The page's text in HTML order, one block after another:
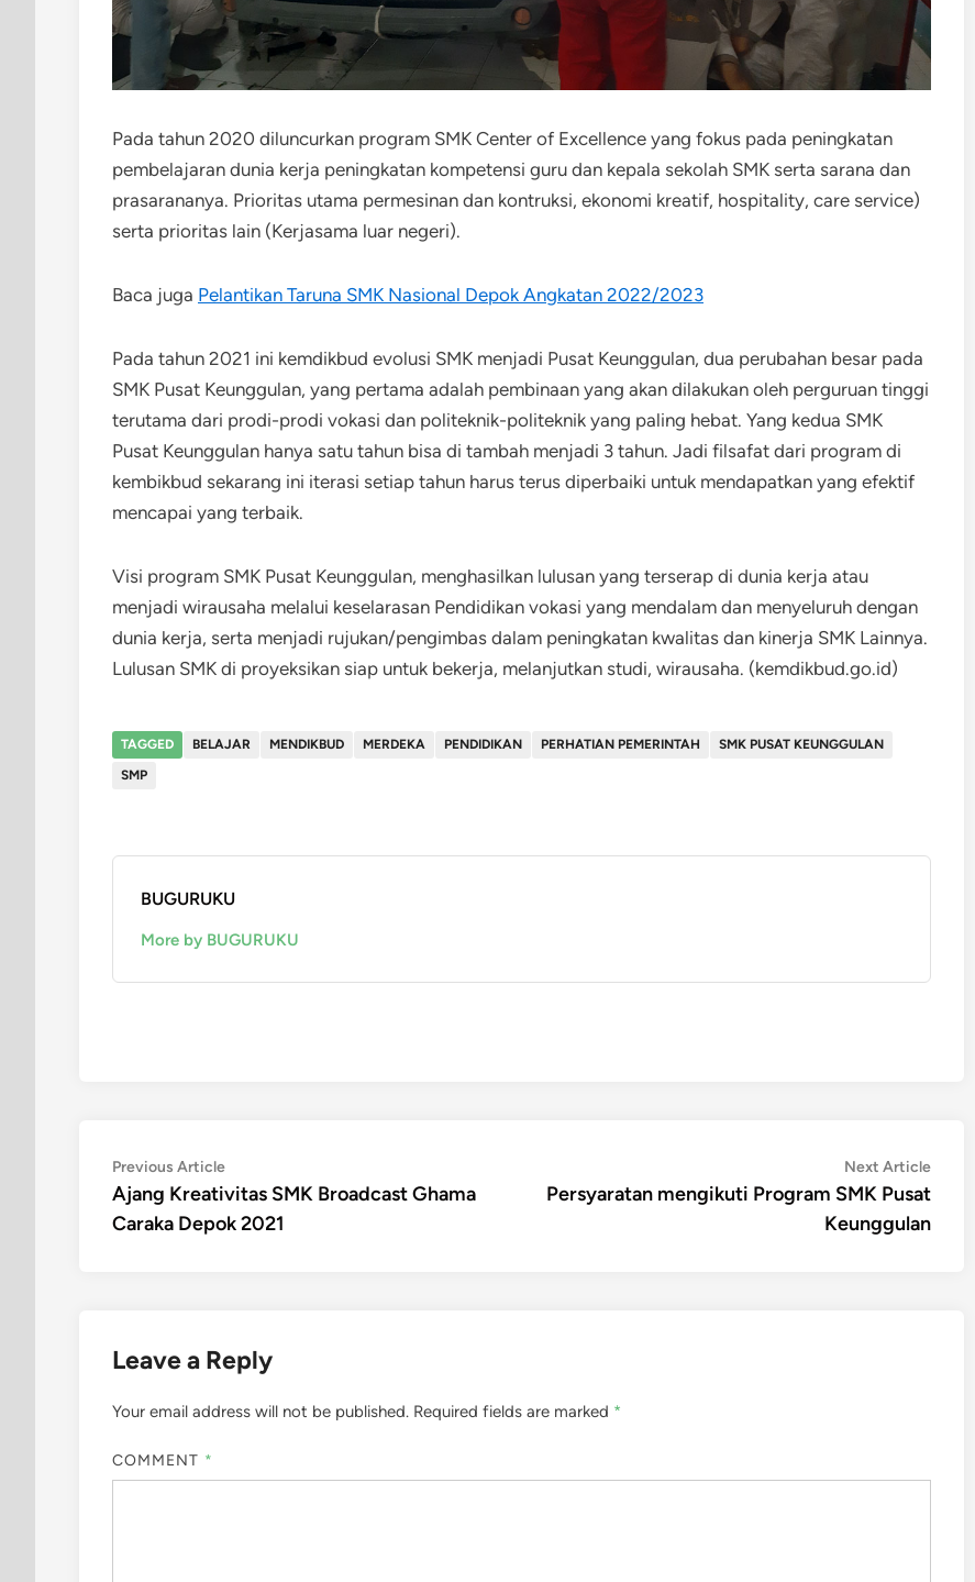
Pada tahun 2020 diluncurkan program SMK Center of Excellence yang fokus pada peningkatan
pembelajaran dunia kerja peningkatan kompetensi guru dan kepala sekolah SMK serta sarana dan
prasarananya. Prioritas utama permesinan dan kontruksi, ekonomi kreatif, hospitality, care service)
serta prioritas lain (Kerjasama luar negeri).
Baca juga Pelantikan Taruna SMK Nasional Depok Angkatan 2022/2023
Pada tahun 2021 ini kemdikbud evolusi SMK menjadi Pusat Keunggulan, dua perubahan besar pada
SMK Pusat Keunggulan, yang pertama adalah pembinaan yang akan dilakukan oleh perguruan tinggi
terutama dari prodi-prodi vokasi dan politeknik-politeknik yang paling hebat. Yang kedua SMK
Pusat Keunggulan hanya satu tahun bisa di tambah menjadi 3 tahun. Jadi filsafat dari program di
kembikbud sekarang ini iterasi setiap tahun harus terus diperbaiki untuk mendapatkan yang efektif
mencapai yang terbaik.
Visi program SMK Pusat Keunggulan, menghasilkan lulusan yang terserap di dunia kerja atau
menjadi wirausaha melalui keselarasan Pendidikan vokasi yang mendalam dan menyeluruh dengan
dunia kerja, serta menjadi rujukan/pengimbas dalam peningkatan kwalitas dan kinerja SMK Lainnya.
Lulusan SMK di proyeksikan siap untuk bekerja, melanjutkan studi, wirausaha. (kemdikbud.go.id)
TAGGED BELAJAR MENDIKBUD MERDEKA PENDIDIKAN PERHATIAN PEMERINTAH
SMK PUSAT KEUNGGULAN
SMP
BUGURUKU
More by BUGURUKU
Post
navigation
Previous ArticlePrevious
article:
Ajang Kreativitas SMK Broadcast Ghama
Caraka Depok 2021
Next ArticleNext
article:
Persyaratan mengikuti Program SMK Pusat
Keunggulan
Leave a Reply
Your email address will not be published. Required fields are marked *
COMMENT *